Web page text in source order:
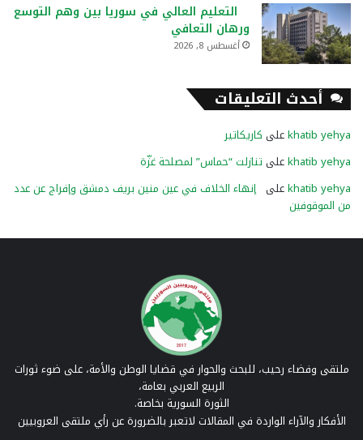
التعليم العالي في سوريا بين وهم التوسع
ورهان التعافي
أغسطس 8, 2026
أحدث التعليقات
khatib yehyaعلى كاريكاتير
khatib yehyaعلى تنازلت “حماس” لمصلحة غزّة
khatib yehyaعلى إنهاء الخلاف في عين منين بريف دمشق وإفراج عن عدد
من الموقوفين
ملتقى وفضاء رحيب، للبحث والحوار في قضايا الوطن والأمة، على ضوء ثورات
الربيع العربي بعامة،
الثورة السورية بخاصة.
الأفكار والآراء الواردة في المقالات لاتعبر بالضرورة عن رأي ملتقى العروبيين